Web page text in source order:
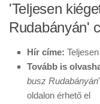
'Teljesen
Rudabányán'
Hír címe:
Tovább is
busz Rudabányán
oldalon érhető el